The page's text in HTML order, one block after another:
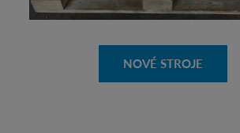
NOVÉ STROJE